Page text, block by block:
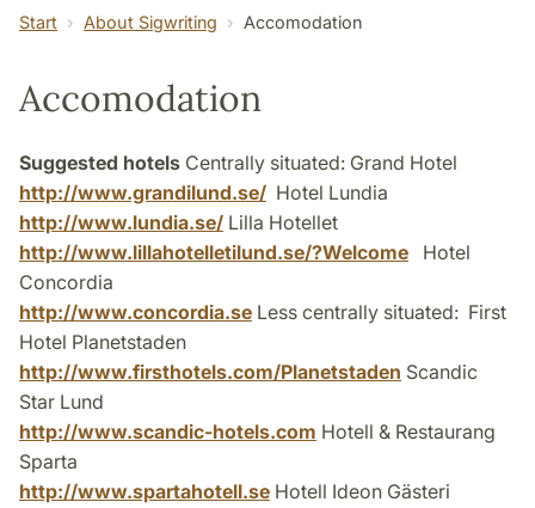
Submit a Proposal Presentation Formats
About Sigwriting
Start About Sigwriting Accomodation
Accomodation
Suggested hotels Centrally situated: Grand Hotel
http://www.grandilund.se/ Hotel Lundia
http://www.lundia.se/ Lilla Hotellet
http://www.lillahotelletilund.se/?Welcome Hotel
Concordia
http://www.concordia.se Less centrally situated: First
Hotel Planetstaden
http://www.firsthotels.com/Planetstaden Scandic
Star Lund
http://www.scandic-hotels.com Hotell & Restaurang
Sparta
http://www.spartahotell.se Hotell Ideon Gästeri